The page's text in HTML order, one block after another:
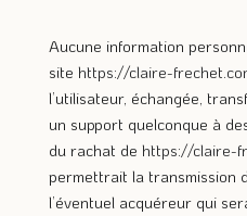
Aucune information
site https://claire-
l’utilisateur, échangée,
un support quelconque à
du rachat de https://claire-
permettrait la transmission
l’éventuel acquéreur qui